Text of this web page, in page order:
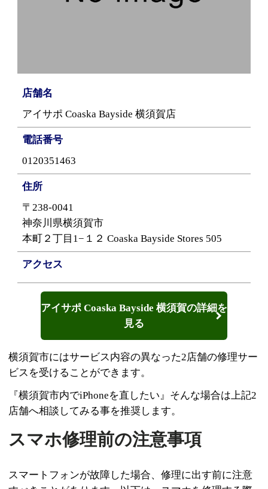
店舗名
アイサポ Coaska Bayside 横須賀店
電話番号
0120351463
住所
〒238-0041
神奈川県横須賀市
本町２丁目1−１２ Coaska Bayside Stores 505
アクセス
アイサポ Coaska Bayside 横須賀の詳細を
見る
横須賀市にはサービス内容の異なった2店舗の修理サー
ビスを受けることができます。
『横須賀市内でiPhoneを直したい』そんな場合は上記2
店舗へ相談してみる事を推奨します。
スマホ修理前の注意事項
スマートフォンが故障した場合、修理に出す前に注意